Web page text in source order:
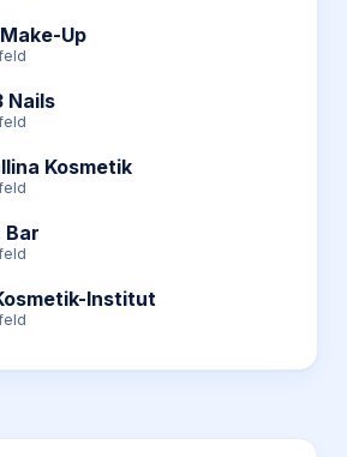
Up
Nails
Kosmetik
Bar
Institut